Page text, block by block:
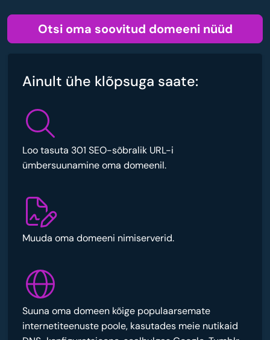
Otsi oma soovitud domeeni nüüd
Ainult ühe klõpsuga saate:
Loo tasuta 301 SEO-sõbralik URL-i
ümbersuunamine oma domeenil.
Muuda oma domeeni nimiserverid.
Suuna oma domeen kõige populaarsemate
internetiteenuste poole, kasutades meie nutikaid